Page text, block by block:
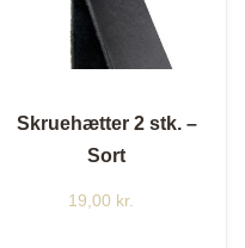
Skruehætter 2 stk. –
Sort
19,00 kr.